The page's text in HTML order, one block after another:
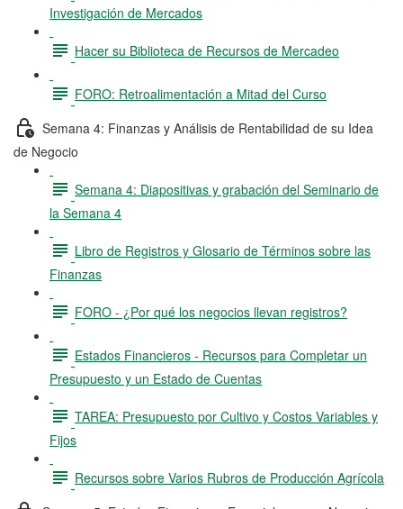
Investigación de Mercados
Hacer su Biblioteca de Recursos de Mercadeo
FORO: Retroalimentación a Mitad del Curso
Semana 4: Finanzas y Análisis de Rentabilidad de su Idea
de Negocio
Semana 4: Diapositivas y grabación del Seminario de
la Semana 4
Libro de Registros y Glosario de Términos sobre las
Finanzas
FORO - ¿Por qué los negocios llevan registros?
Estados Financieros - Recursos para Completar un
Presupuesto y un Estado de Cuentas
TAREA: Presupuesto por Cultivo y Costos Variables y
Fijos
Recursos sobre Varios Rubros de Producción Agrícola